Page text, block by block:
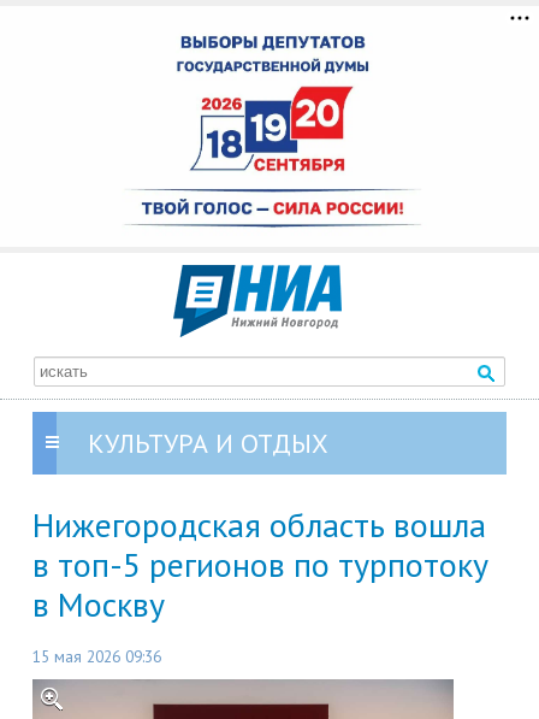
КУЛЬТУРА И ОТДЫХ
Нижегородская область вошла
в топ-5 регионов по турпотоку
в Москву
15 мая 2026 09:36